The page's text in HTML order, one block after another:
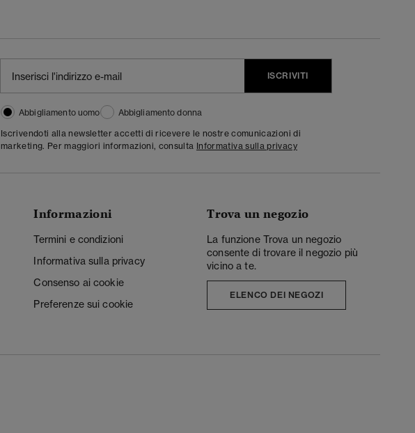
ISCRIVITI
Abbigliamento uomo
Abbigliamento donna
Iscrivendoti alla newsletter accetti di ricevere le nostre comunicazioni di
marketing. Per maggiori informazioni, consulta Informativa sulla privacy
Informazioni
Termini e condizioni
Informativa sulla privacy
Consenso ai cookie
Preferenze sui cookie
Trova un negozio
La funzione Trova un negozio
consente di trovare il negozio più
vicino a te.
ELENCO DEI NEGOZI